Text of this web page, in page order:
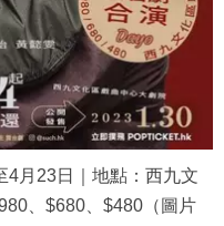
4月23日｜地點：西九文
、$680、$480（圖片